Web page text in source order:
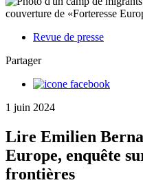
Revue de presse
Partager
1 juin 2024
Lire Emilien
Europe, enquête
frontières